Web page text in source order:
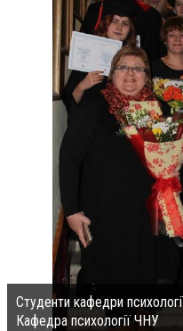
Студенти кафедри
Кафедра психології ЧНУ